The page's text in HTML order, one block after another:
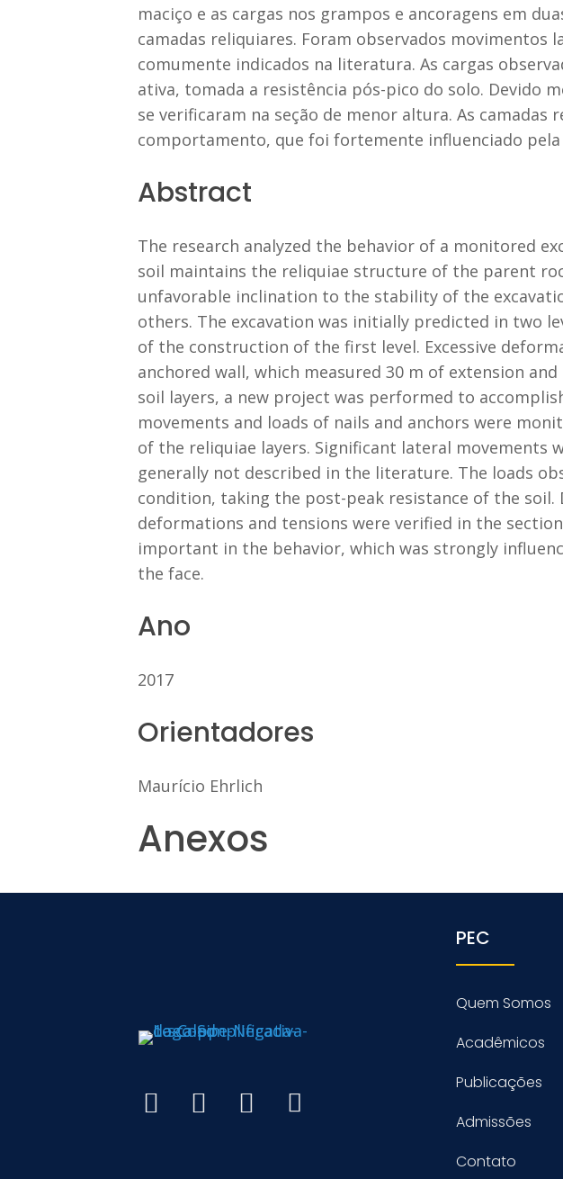
maciço e as cargas nos grampos e ancoragens em
camadas reliquiares. Foram observados
comumente indicados na literatura. As cargas
ativa, tomada a resistência pós-pico do solo. Devido
se verificaram na seção de menor altura. As
comportamento, que foi fortemente influenciado pela
Abstract
The research analyzed the behavior of a monitored
soil maintains the reliquiae structure of the parent
unfavorable inclination to the stability of the
others. The excavation was initially predicted in two
of the construction of the first level. Excessive
anchored wall, which measured 30 m of extension
soil layers, a new project was performed to
movements and loads of nails and anchors were
of the reliquiae layers. Significant lateral
generally not described in the literature. The loads
condition, taking the post-peak resistance of the
deformations and tensions were verified in the
important in the behavior, which was strongly
the face.
Ano
2017
Orientadores
Maurício Ehrlich
Anexos
PEC
Quem Somos
Acadêmicos
Publicações
Admissões
Contato